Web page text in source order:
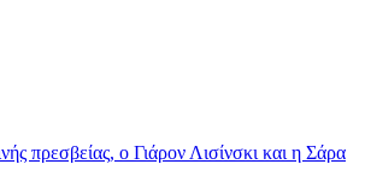
πρεσβείας, ο Γιάρον Λισίνσκι και η Σάρα